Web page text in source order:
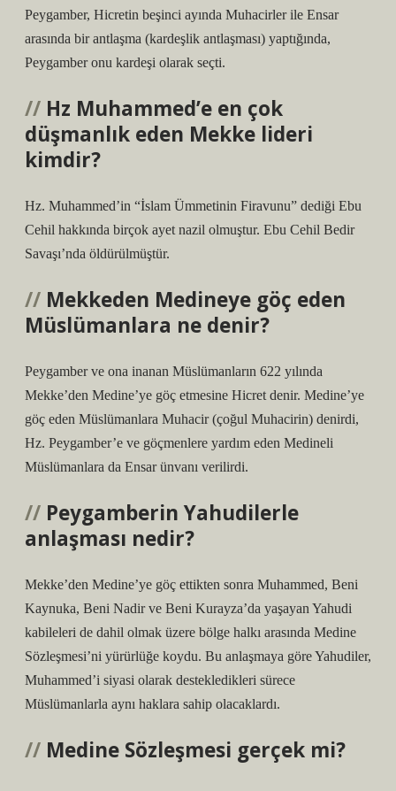
Peygamber, Hicretin beşinci ayında Muhacirler ile Ensar
arasında bir antlaşma (kardeşlik antlaşması) yaptığında,
Peygamber onu kardeşi olarak seçti.
Hz Muhammed’e en çok
düşmanlık eden Mekke lideri
kimdir?
Hz. Muhammed’in “İslam Ümmetinin Firavunu” dediği Ebu
Cehil hakkında birçok ayet nazil olmuştur. Ebu Cehil Bedir
Savaşı’nda öldürülmüştür.
Mekkeden Medineye göç eden
Müslümanlara ne denir?
Peygamber ve ona inanan Müslümanların 622 yılında
Mekke’den Medine’ye göç etmesine Hicret denir. Medine’ye
göç eden Müslümanlara Muhacir (çoğul Muhacirin) denirdi,
Hz. Peygamber’e ve göçmenlere yardım eden Medineli
Müslümanlara da Ensar ünvanı verilirdi.
Peygamberin Yahudilerle
anlaşması nedir?
Mekke’den Medine’ye göç ettikten sonra Muhammed, Beni
Kaynuka, Beni Nadir ve Beni Kurayza’da yaşayan Yahudi
kabileleri de dahil olmak üzere bölge halkı arasında Medine
Sözleşmesi’ni yürürlüğe koydu. Bu anlaşmaya göre Yahudiler,
Muhammed’i siyasi olarak destekledikleri sürece
Müslümanlarla aynı haklara sahip olacaklardı.
Medine Sözleşmesi gerçek mi?